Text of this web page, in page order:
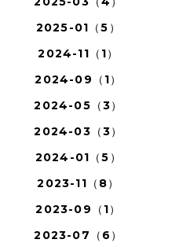
2025-01（5）
2024-11（1）
2024-09（1）
2024-05（3）
2024-03（3）
2024-01（5）
2023-11（8）
2023-09（1）
2023-07（6）